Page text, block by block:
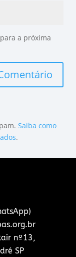
a próxima
Saiba como
.
nº13,
SP